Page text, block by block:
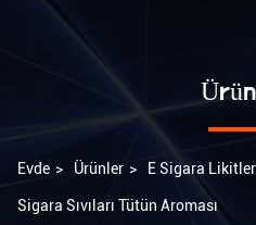
Evde > Ürünler > E Sigara
Sigara Sıvıları Tütün Aroması